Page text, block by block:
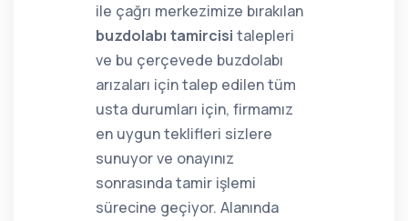
ile çağrı merkezimize bırakılan
buzdolabı tamircisi talepleri
ve bu çerçevede buzdolabı
arızaları için talep edilen tüm
usta durumları için, firmamız
en uygun teklifleri sizlere
sunuyor ve onayınız
sonrasında tamir işlemi
sürecine geçiyor. Alanında